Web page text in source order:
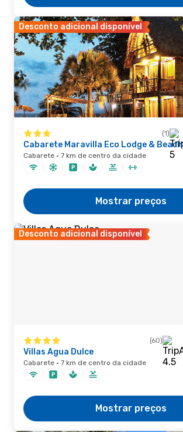
Desconto adicional disponível
(1)
Cabarete Maravilla Eco Lodge & Beach
Cabarete · 7 km de centro da cidade
Mostrar preços
Desconto adicional disponível
(60)
Villas Agua Dulce
Cabarete · 7 km de centro da cidade
Mostrar preços